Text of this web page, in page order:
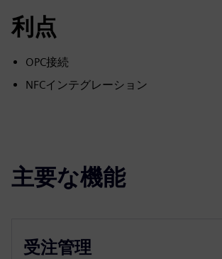
利点
OPC接続
NFCインテグレーション
主要な機能
受注管理